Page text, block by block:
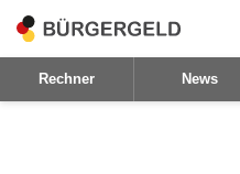
Zum
Inhalt
Rechner News